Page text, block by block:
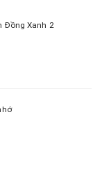
Đồng Xanh 2